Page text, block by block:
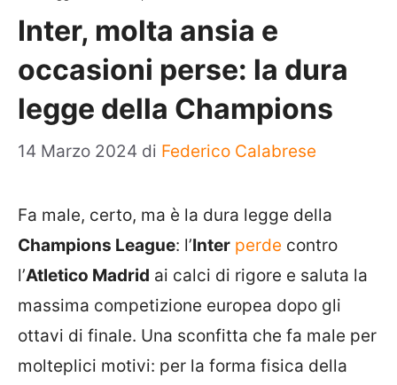
Inter, molta ansia e
occasioni perse: la dura
legge della Champions
14 Marzo 2024 di Federico Calabrese
Fa male, certo, ma è la dura legge della
Champions League: l’Inter perde contro
l’Atletico Madrid ai calci di rigore e saluta la
massima competizione europea dopo gli
ottavi di finale. Una sconfitta che fa male per
molteplici motivi: per la forma fisica della